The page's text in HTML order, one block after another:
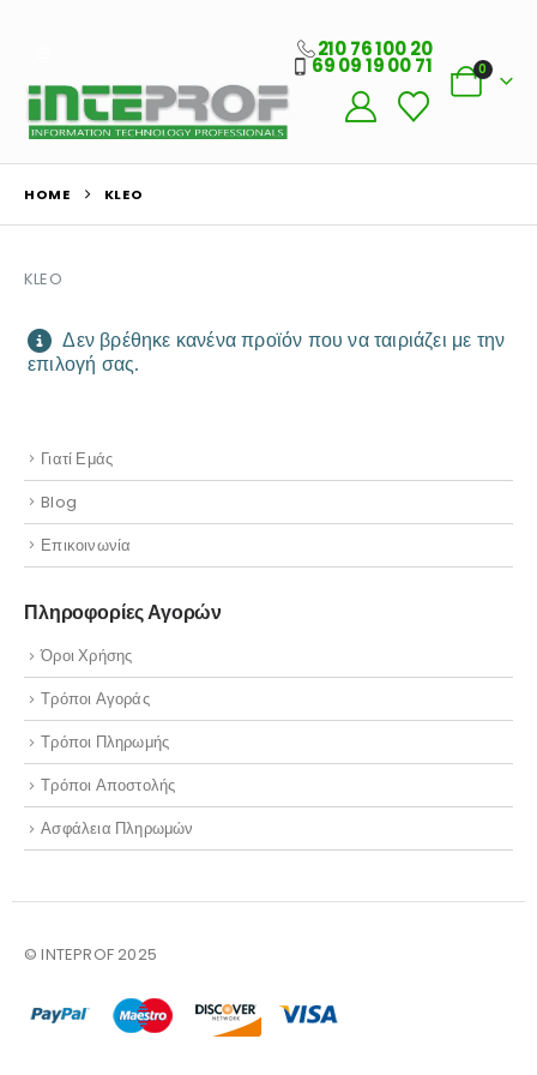
210 76 100 20
69 09 19 00 71 0
HOME KLEO
KLEO
Δεν βρέθηκε κανένα προϊόν που να ταιριάζει με την
επιλογή σας.
Πληροφορίες Καταστήματος
Γιατί Εμάς
Blog
Επικοινωνία
Πληροφορίες Αγορών
Όροι Χρήσης
Τρόποι Αγοράς
Τρόποι Πληρωμής
Τρόποι Αποστολής
Ασφάλεια Πληρωμών
© INTEPROF 2025